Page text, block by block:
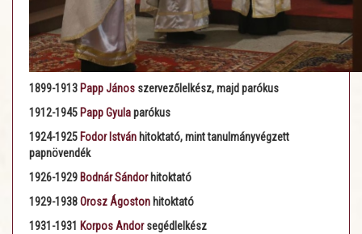
1899-1913 Papp János szervezőlelkész, majd parókus
1912-1945 Papp Gyulaparókus
1924-1925 Fodor István hitoktató, mint tanulmányvégzett
papnövendék
1926-1929 Bodnár Sándor hitoktató
1929-1938Orosz Ágoston hitoktató
1931-1931 Korpos Andorsegédlelkész